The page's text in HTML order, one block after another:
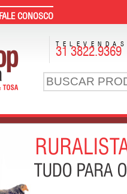
FALE CONOSCO
TELEVENDAS
31 3822.9369